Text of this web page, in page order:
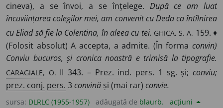
cineva), a se învoi, a se înțelege. După ce am luat
încuviințarea colegilor mei, am convenit cu Deda ca întîlnirea
cu Eliad să fie la Colentina, în aleea cu tei. GHICA, S. A. 159. ♦
(Folosit absolut) A accepta, a admite. (În forma convin)
Conviu bucuros, și cronica noastră e trimisă la tipografie.
CARAGIALE, O. II 343. – Prez. ind. pers. 1 sg. și;conviu;
prez. conj. pers. 3 convină și (mai rar) convie.
sursa: DLRLC (1955-1957) adăugată de blaurb. acțiuni